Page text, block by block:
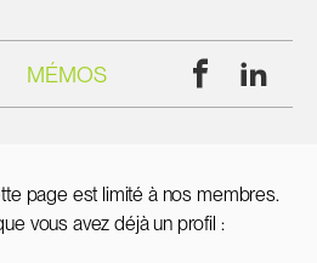
MÉMOS Facebook
page est limité à nos membres.
vous avez déjà un profil :